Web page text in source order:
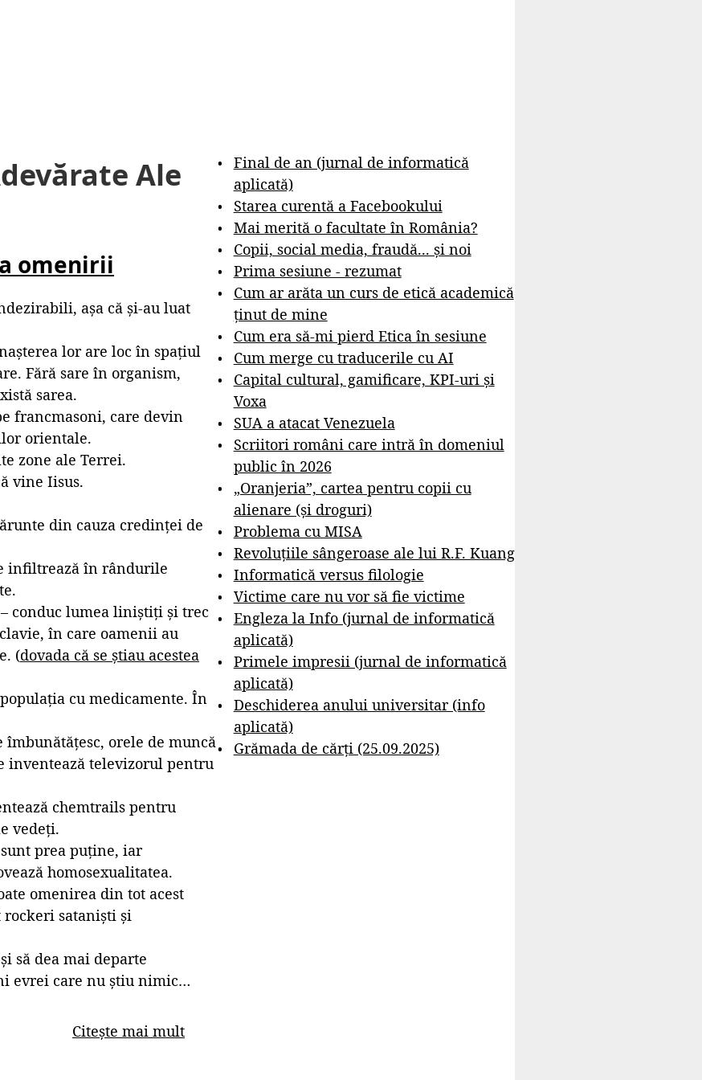
Ale
omenirii
așa că și-au luat
lor are loc în spațiul
Fără sare în organism,
sarea.
francmasoni, care devin
orientale.
zone ale Terrei.
vine Iisus.
din cauza credinței de
infiltrează în rândurile
conduc lumea liniștiți și trec
în care oamenii au
(dovada că se știau acestea
cu medicamente. În
orele de muncă
inventează televizorul pentru
chemtrails pentru
vedeți.
prea puține, iar
homosexualitatea.
omenirea din tot acest
sataniști și
să dea mai departe
evrei care nu știu nimic…
Citește mai mult
Final de an (jurnal de informatică
aplicată)
Starea curentă a Facebookului
Mai merită o facultate în România?
Copii, social media, fraudă... și noi
Prima sesiune - rezumat
Cum ar arăta un curs de etică academică
ținut de mine
Cum era să-mi pierd Etica în sesiune
Cum merge cu traducerile cu AI
Capital cultural, gamificare, KPI-uri și
Voxa
SUA a atacat Venezuela
Scriitori români care intră în domeniul
public în 2026
„Oranjeria”, cartea pentru copii cu
alienare (și droguri)
Problema cu MISA
Revoluțiile sângeroase ale lui R.F. Kuang
Informatică versus filologie
Victime care nu vor să fie victime
Engleza la Info (jurnal de informatică
aplicată)
Primele impresii (jurnal de informatică
aplicată)
Deschiderea anului universitar (info
aplicată)
Grămada de cărți (25.09.2025)